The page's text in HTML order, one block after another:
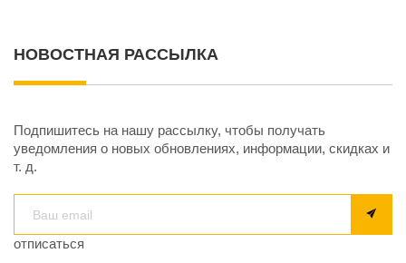
НОВОСТНАЯ РАССЫЛКА
Подпишитесь на нашу рассылку, чтобы получать
уведомления о новых обновлениях, информации, скидках и
т. д.
отписаться